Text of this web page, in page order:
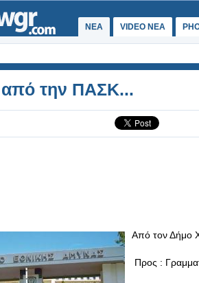
ΝΕΑ VIDEO NEA
από την ΠΑΣΚ...
Από τον Δήμο
Προς :